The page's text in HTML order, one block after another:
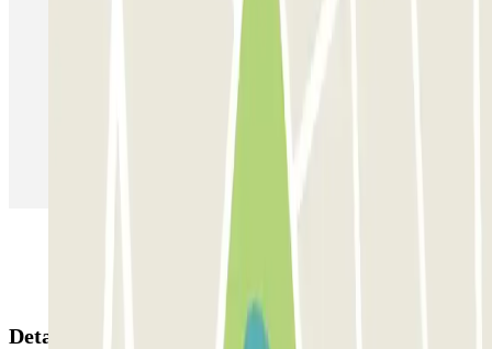
Estacionamento em Lisboa
Estacionamento em Sevilha
Estacionamento em Aeroporto de Adolfo Suárez Madrid–Barajas
Detalhes da reserva